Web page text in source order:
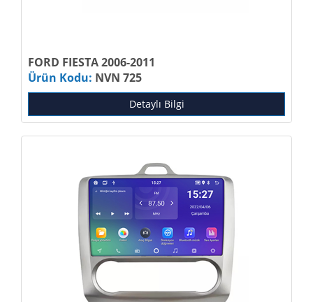
FORD FIESTA 2006-2011
Ürün Kodu: NVN 725
Detaylı Bilgi